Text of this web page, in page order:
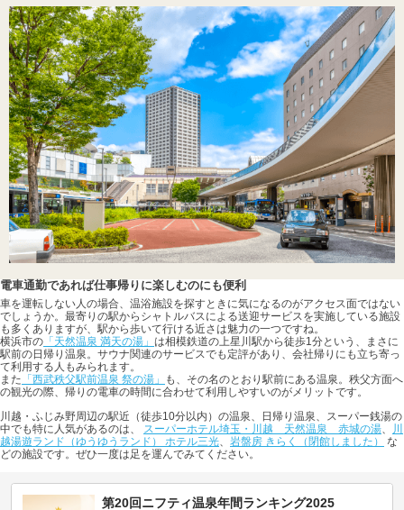
電車通勤であれば仕事帰りに楽しむのにも便利
車を運転しない人の場合、温浴施設を探すときに気になるのがアクセス面ではない
でしょうか。最寄りの駅からシャトルバスによる送迎サービスを実施している施設
も多くありますが、駅から歩いて行ける近さは魅力の一つですね。
横浜市の 「天然温泉 満天の湯」 は相模鉄道の上星川駅から徒歩1分という、まさに
駅前の日帰り温泉。サウナ関連のサービスでも定評があり、会社帰りにも立ち寄っ
て利用する人もみられます。
また 「西武秩父駅前温泉 祭の湯」
も、その名のとおり駅前にある温泉。秩父方面へ
の観光の際、帰りの電車の時間に合わせて利用しやすいのがメリットです。
川越・ふじみ野周辺の駅近（徒歩10分以内）の温泉、日帰り温泉、スーパー銭湯の
中でも特に人気があるのは、 スーパーホテル埼玉・川越 天然温泉 赤城の湯、
川
越湯遊ランド（ゆうゆうランド） ホテル三光、 岩盤房 きらく（閉館しました）
な
どの施設です。ぜひ一度は足を運んでみてください。
第20回ニフティ温泉年間ランキング2025